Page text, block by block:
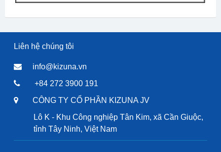
Liên hệ chúng tôi
info@kizuna.vn
+84 272 3900 191
CÔNG TY CỔ PHẦN KIZUNA JV
Lô K - Khu Công nghiệp Tân Kim, xã Cần Giuộc,
tỉnh Tây Ninh, Việt Nam